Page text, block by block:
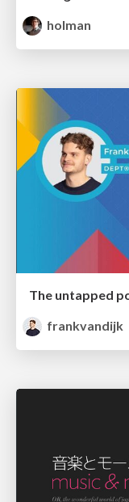
holman
The untapped
frankvandijk